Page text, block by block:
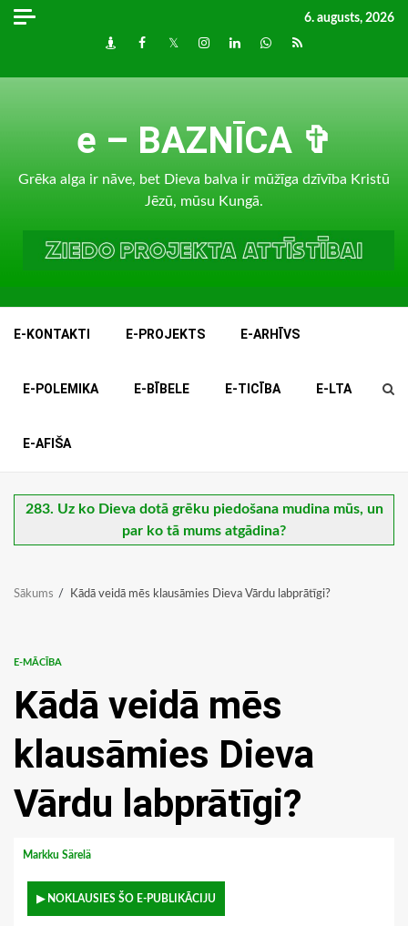
Skip
6. augusts, 2026
DraugiemFacebook
TwitterInstagram
LinkedInwhatsapp
RSS
e – BAZNĪCA ✞
Grēka alga ir nāve, bet Dieva balva ir mūžīga dzīvība Kristū
Jēzū, mūsu Kungā.
E-KONTAKTI E-PROJEKTS E-ARHĪVS
E-POLEMIKA E-BĪBELE E-TICĪBA E-LTA
E-AFIŠA
283. Uz ko Dieva dotā grēku piedošana mudina mūs, un
par ko tā mums atgādina?
Sākums Kādā veidā mēs klausāmies Dieva Vārdu labprātīgi?
E-MĀCĪBA
Kādā veidā mēs
klausāmies Dieva
Vārdu labprātīgi?
Markku Särelä
▶ NOKLAUSIES ŠO E-PUBLIKĀCIJU